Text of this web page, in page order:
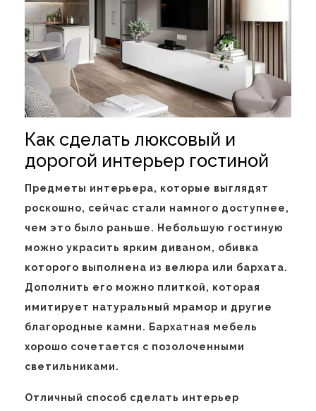
Как сделать люксовый и
дорогой интерьер гостиной
Предметы интерьера, которые выглядят
роскошно, сейчас стали намного доступнее,
чем это было раньше. Небольшую гостиную
можно украсить ярким диваном, обивка
которого выполнена из велюра или бархата.
Дополнить его можно плиткой, которая
имитирует натуральный мрамор и другие
благородные камни. Бархатная мебель
хорошо сочетается с позолоченными
светильниками.
Отличный способ сделать интерьер